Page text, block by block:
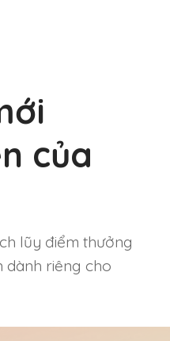
của
lũy điểm thưởng
dành riêng cho